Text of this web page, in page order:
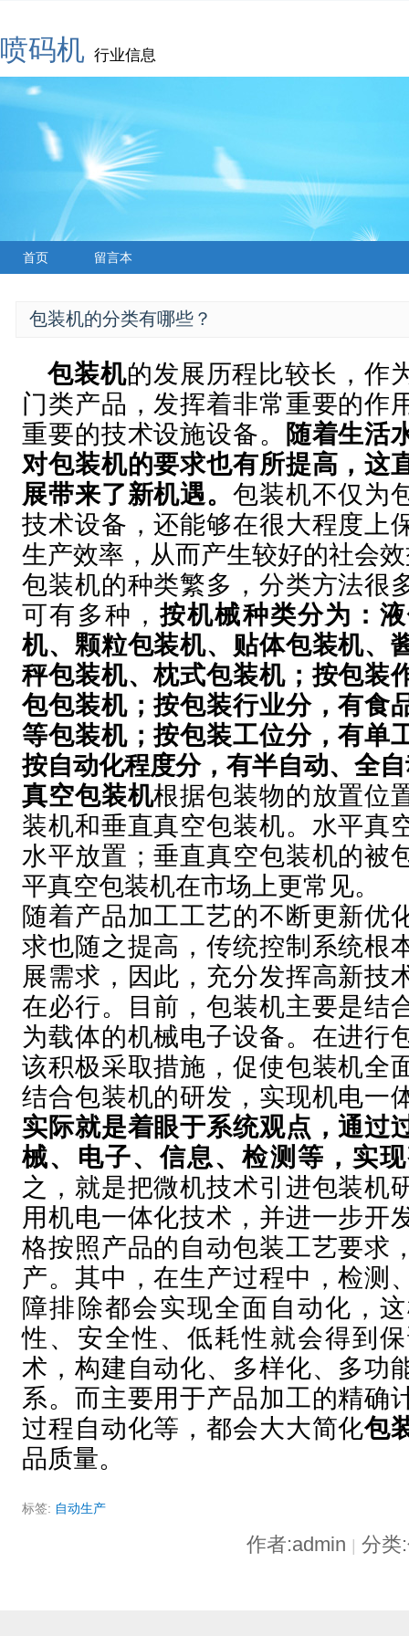
喷码机 行业信息
首页 留言本
包装机的分类有哪些？
包装机的发展历程比较长，作
门类产品，发挥着非常重要的作
重要的技术设施设备。
随着生活
对包装机的要求也有所提高，这
展带来了新机遇。包装机不仅为
技术设备，还能够在很大程度上
生产效率，从而产生较好的社会
包装机的种类繁多，分类方法很
可有多种，按机械种类分为：
机、颗粒包装机、贴体包装机、
秤包装机、枕式包装机；按包装
包包装机；按包装行业分，有食
等包装机；按包装工位分，有单
按自动化程度分，有半自动、全
真空包装机根据包装物的放置位
装机和垂直真空包装机。水平真
水平放置；垂直真空包装机的被
平真空包装机在市场上更常见。
随着产品加工工艺的不断更新优
求也随之提高，传统控制系统根
展需求，因此，充分发挥高新技
在必行。目前，包装机主要是结
为载体的机械电子设备。在进行
该积极采取措施，促使包装机全
结合包装机的研发，实现机电一
实际就是着眼于系统观点，通过
械、电子、信息、检测等，实
之，就是把微机技术引进包装机
用机电一体化技术，并进一步开
格按照产品的自动包装工艺要求
产。其中，在生产过程中，检测
障排除都会实现全面自动化，
性、安全性、低耗性就会得到
术，构建自动化、多样化、多功
系。而主要用于产品加工的精确
过程自动化等，都会大大简化包
品质量。
标签: 自动生产
作者:admin | 分类